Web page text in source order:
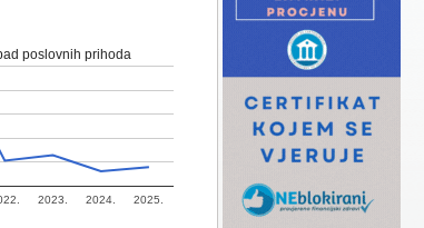
poslovnih prihoda
2023. 2024. 2025.